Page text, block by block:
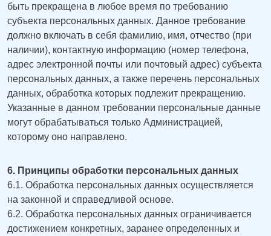
быть прекращена в любое время по требованию
субъекта персональных данных. Данное требование
должно включать в себя фамилию, имя, отчество (при
наличии), контактную информацию (номер телефона,
адрес электронной почты или почтовый адрес) субъекта
персональных данных, а также перечень персональных
данных, обработка которых подлежит прекращению.
Указанные в данном требовании персональные данные
могут обрабатываться только Администрацией,
которому оно направлено.
6. Принципы обработки персональных данных
6.1. Обработка персональных данных осуществляется
на законной и справедливой основе.
6.2. Обработка персональных данных ограничивается
достижением конкретных, заранее определенных и